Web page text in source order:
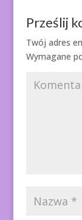
Prześlij
Twój adres
Wymagane